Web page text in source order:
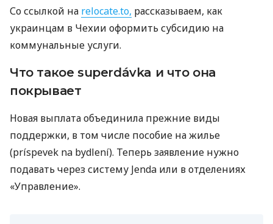
Со ссылкой на relocate.to, рассказываем, как
украинцам в Чехии оформить субсидию на
коммунальные услуги.
Что такое superdávka и что она
покрывает
Новая выплата объединила прежние виды
поддержки, в том числе пособие на жилье
(príspevek na bydlení). Теперь заявление нужно
подавать через систему Jenda или в отделениях
«Управление».